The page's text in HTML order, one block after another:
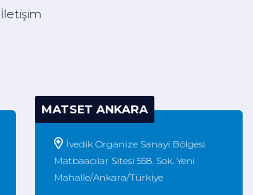
İletişim
MATSET ANKARA
İvedik Organize Sanayi Bölgesi
Matbaacılar Sitesi 558. Sok. Yeni
Mahalle/Ankara/Türkiye